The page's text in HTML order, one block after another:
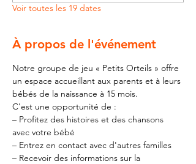
Voir toutes les 19 dates
À propos de l'événement
Notre groupe de jeu « Petits Orteils » offre
un espace accueillant aux parents et à leurs
bébés de la naissance à 15 mois.
C'est une opportunité de :
– Profitez des histoires et des chansons
avec votre bébé
– Entrez en contact avec d'autres familles
– Recevoir des informations sur la